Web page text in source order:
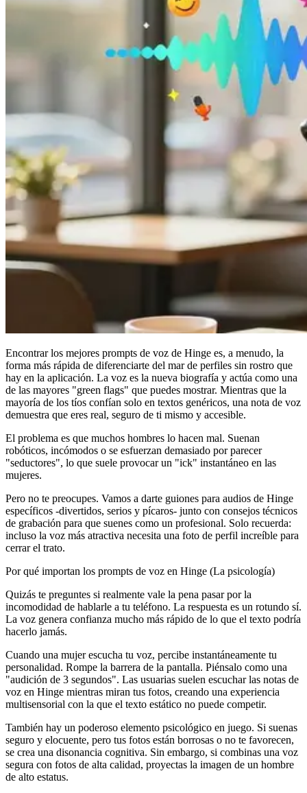
Encontrar los mejores prompts de voz de Hinge es, a menudo, la
forma más rápida de diferenciarte del mar de perfiles sin rostro que
hay en la aplicación. La voz es la nueva biografía y actúa como una
de las mayores "green flags" que puedes mostrar. Mientras que la
mayoría de los tíos confían solo en textos genéricos, una nota de voz
demuestra que eres real, seguro de ti mismo y accesible.
El problema es que muchos hombres lo hacen mal. Suenan
robóticos, incómodos o se esfuerzan demasiado por parecer
"seductores", lo que suele provocar un "ick" instantáneo en las
mujeres.
Pero no te preocupes. Vamos a darte guiones para audios de Hinge
específicos -divertidos, serios y pícaros- junto con consejos técnicos
de grabación para que suenes como un profesional. Solo recuerda:
incluso la voz más atractiva necesita una foto de perfil increíble para
cerrar el trato.
Por qué importan los prompts de voz en Hinge (La psicología)
Quizás te preguntes si realmente vale la pena pasar por la
incomodidad de hablarle a tu teléfono. La respuesta es un rotundo sí.
La voz genera confianza mucho más rápido de lo que el texto podría
hacerlo jamás.
Cuando una mujer escucha tu voz, percibe instantáneamente tu
personalidad. Rompe la barrera de la pantalla. Piénsalo como una
"audición de 3 segundos". Las usuarias suelen escuchar las notas de
voz en Hinge mientras miran tus fotos, creando una experiencia
multisensorial con la que el texto estático no puede competir.
También hay un poderoso elemento psicológico en juego. Si suenas
seguro y elocuente, pero tus fotos están borrosas o no te favorecen,
se crea una disonancia cognitiva. Sin embargo, si combinas una voz
segura con fotos de alta calidad, proyectas la imagen de un hombre
de alto estatus.